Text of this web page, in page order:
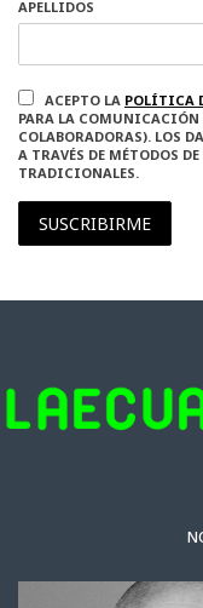
APELLIDOS
ACEPTO LA POLÍTICA
PARA LA COMUNICACIÓN
COLABORADORAS). LOS
A TRAVÉS DE MÉTODOS
TRADICIONALES.
SUSCRIBIRME